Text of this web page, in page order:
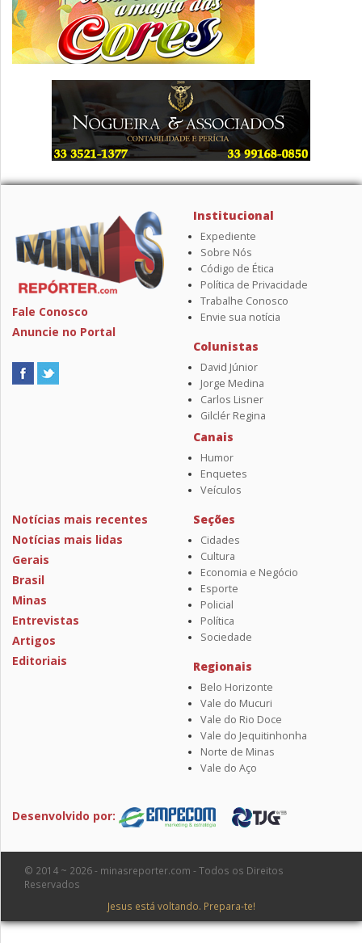
Fale Conosco
Anuncie no Portal
Institucional
Expediente
Sobre Nós
Código de Ética
Política de Privacidade
Trabalhe Conosco
Envie sua notícia
Colunistas
David Júnior
Jorge Medina
Carlos Lisner
Gilclér Regina
Canais
Humor
Enquetes
Veículos
Notícias mais recentes
Notícias mais lidas
Gerais
Brasil
Minas
Entrevistas
Artigos
Editoriais
Seções
Cidades
Cultura
Economia e Negócio
Esporte
Policial
Política
Sociedade
Regionais
Belo Horizonte
Vale do Mucuri
Vale do Rio Doce
Vale do Jequitinhonha
Norte de Minas
Vale do Aço
Desenvolvido por:
© 2014 ~ 2026 - minasreporter.com - Todos os Direitos
Reservados
Jesus está voltando. Prepara-te!